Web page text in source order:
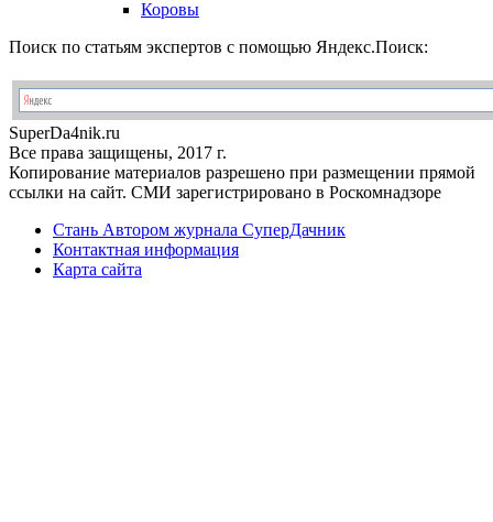
Коровы
Поиск по статьям экспертов с помощью Яндекс.Поиск:
SuperDa4nik.ru
Все права защищены, 2017 г.
Копирование материалов разрешено при размещении прямой
ссылки на сайт. СМИ зарегистрировано в Роскомнадзоре
Стань Автором журнала СуперДачник
Контактная информация
Карта сайта